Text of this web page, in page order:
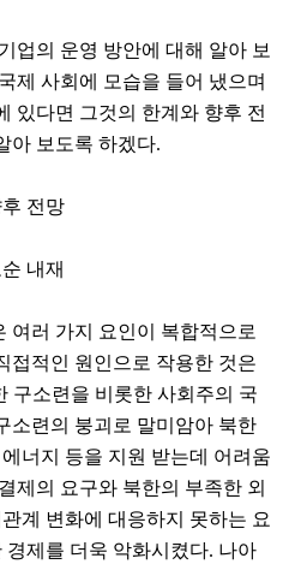
업의 운영 방안에 대해 알아 보
제 사회에 모습을 들어 냈으며
있다면 그것의 한계와 향후 전
아 보도록 하겠다.
전망
내재
여러 가지 요인이 복합적으로
접적인 원인으로 작용한 것은
구소련을 비롯한 사회주의 국
소련의 붕괴로 말미암아 북한
너지 등을 지원 받는데 어려움
제의 요구와 북한의 부족한 외
계 변화에 대응하지 못하는 요
제를 더욱 악화시켰다. 나아